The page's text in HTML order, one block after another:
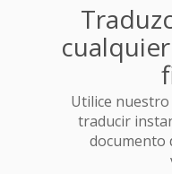
Utilice
traducir
documento